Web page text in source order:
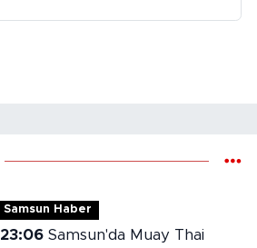
Samsun Haber
23:06Samsun'da Muay Thai